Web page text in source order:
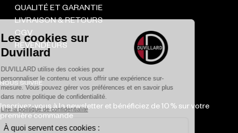
NOUS SUIVRE
Inscrivez-vous à la newsletter et bénéficiez de 10 % sur votre
première commande
QUALITÉ ET GARANTIE
LIVRAISON & RETOURS
CGV
REVENDEURS